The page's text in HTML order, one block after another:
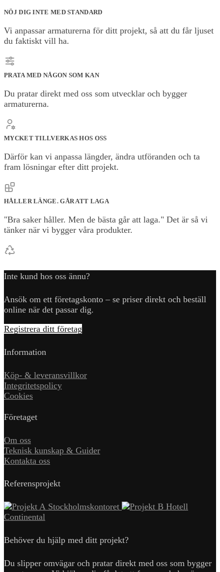
NÖJ DIG INTE MED STANDARD
Vi anpassar armaturerna för ditt projekt, så att du får ljuset
du faktiskt vill ha.
PRATA MED NÅGON SOM KAN
Du pratar direkt med oss som utvecklar och bygger
armaturerna.
MYCKET TILLVERKAS HOS OSS
Därför kan vi anpassa längder, ändra utföranden och ta
fram lösningar efter ditt projekt.
HÅLLER LÄNGE. GÅR ATT LAGA
"Bra saker håller. Men de bästa går att laga." Det är så vi
tänker när vi bygger våra produkter.
Inte kund hos oss ännu?
Ansök om ett företagskonto – se priser direkt och beställ
online när det passar dig.
Registrera ditt företag
Information
Köp- & leveransvillkor
Integritetspolicy
Cookies
Företaget
Om oss
Teknisk kunskap & Guider
Kontakta oss
Referensprojekt
Stockholmskontoret
Hotell
Continental
Behöver du hjälp med ditt projekt?
Du slipper omvägar och pratar direkt med oss som bygger